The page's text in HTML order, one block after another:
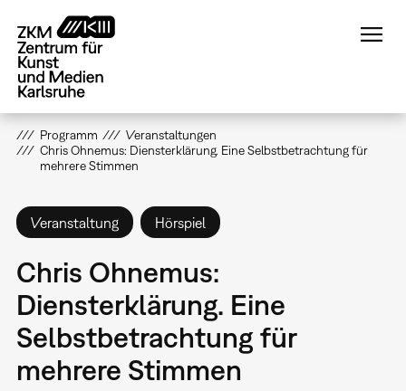
zum
Inhalt
Programm
Veranstaltungen
Chris Ohnemus: Diensterklärung. Eine Selbstbetrachtung für
mehrere Stimmen
Veranstaltung Hörspiel
Chris Ohnemus:
Diensterklärung. Eine
Selbstbetrachtung für
mehrere Stimmen